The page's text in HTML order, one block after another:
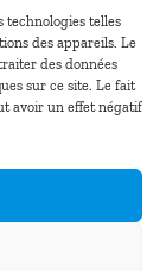
technologies telles
des appareils. Le
des données
sur ce site. Le fait
avoir un effet négatif